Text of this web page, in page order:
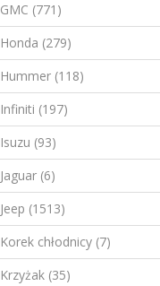
GMC (771)
Honda (279)
Hummer (118)
Infiniti (197)
Isuzu (93)
Jaguar (6)
Jeep (1513)
Korek chłodnicy (7)
Krzyżak (35)